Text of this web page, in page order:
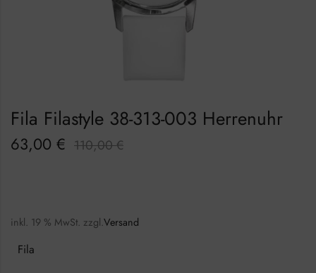
Fila Filastyle 38-313-003 Herrenuhr
63,00 € 110,00€
inkl. 19 % MwSt. zzgl.Versand
Fila